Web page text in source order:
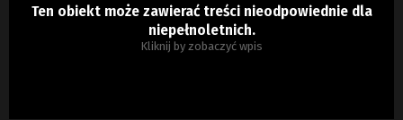
Ten obiekt może zawierać treści nieodpowiednie dla
niepełnoletnich.
Kliknij by zobaczyć wpis